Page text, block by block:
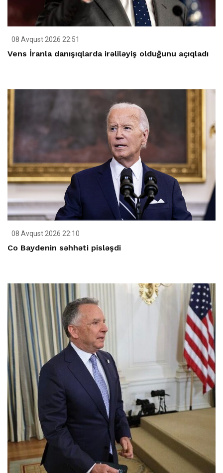
08 Avqust 2026 22:51
Vens İranla danışıqlarda irəliləyiş olduğunu açıqladı
08 Avqust 2026 22:10
Co Baydenin səhhəti pisləşdi